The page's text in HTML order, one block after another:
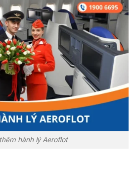
hành lý Aeroflot